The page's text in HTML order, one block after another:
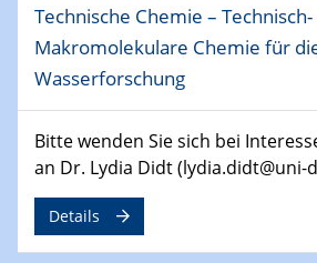
SFB/TRR 270 Kolloquium
auf Übergang auf
07.05.2024
SFB 1242 Kolloquium
"Thermal relaxation asymmetry in
systems"
08.05.2024
Technische Chemie – Technisch-
Makromolekulare Chemie für
Wasserforschung
Bitte wenden Sie sich bei
an Dr. Lydia Didt (lydia.didt@uni-
Details